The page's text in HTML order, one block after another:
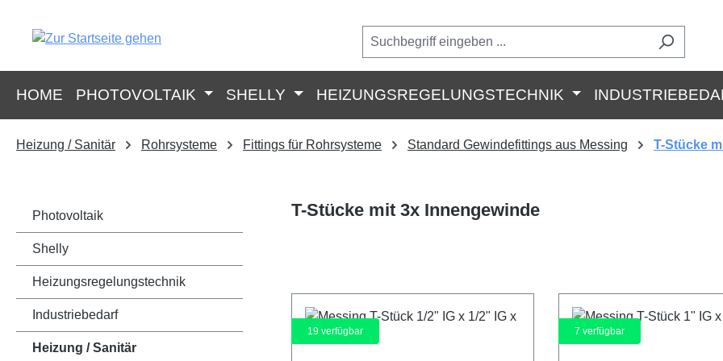
HOME PHOTOVOLTAIK SHELLY HEIZUNGSREGELUNGSTECHNIK
Heizung / Sanitär Rohrsysteme Fittings für Rohrsysteme Standard Gewindefittings aus Messing T-Stücke
Photovoltaik
Shelly
Heizungsregelungstechnik
Industriebedarf
Heizung / Sanitär
T-Stücke mit 3x Innengewinde
19 verfügbar 7 verfügbar